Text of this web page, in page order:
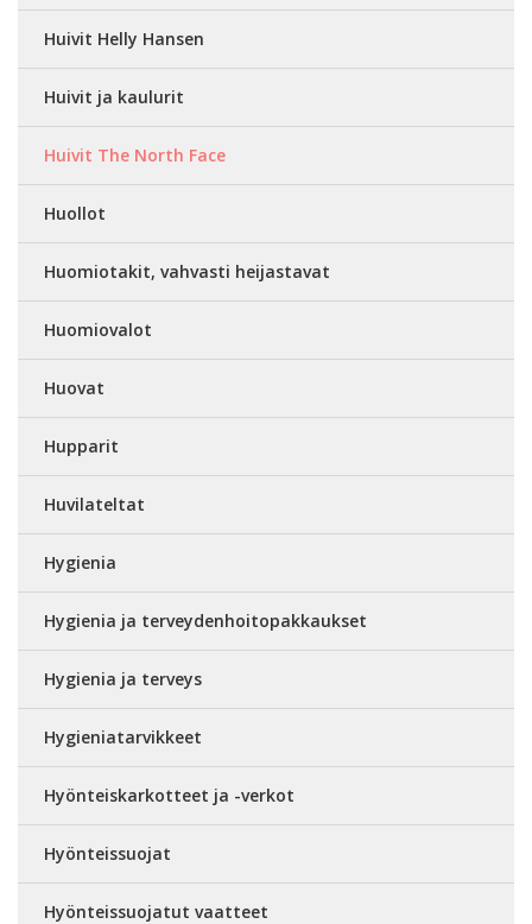
Huivit Helly Hansen
Huivit ja kaulurit
Huivit The North Face
Huollot
Huomiotakit, vahvasti heijastavat
Huomiovalot
Huovat
Hupparit
Huvilateltat
Hygienia
Hygienia ja terveydenhoitopakkaukset
Hygienia ja terveys
Hygieniatarvikkeet
Hyönteiskarkotteet ja -verkot
Hyönteissuojat
Hyönteissuojatut vaatteet